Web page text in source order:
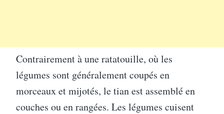
Contrairement à une ratatouille, où les
légumes sont généralement coupés en
morceaux et mijotés, le tian est assemblé en
couches ou en rangées. Les légumes cuisent